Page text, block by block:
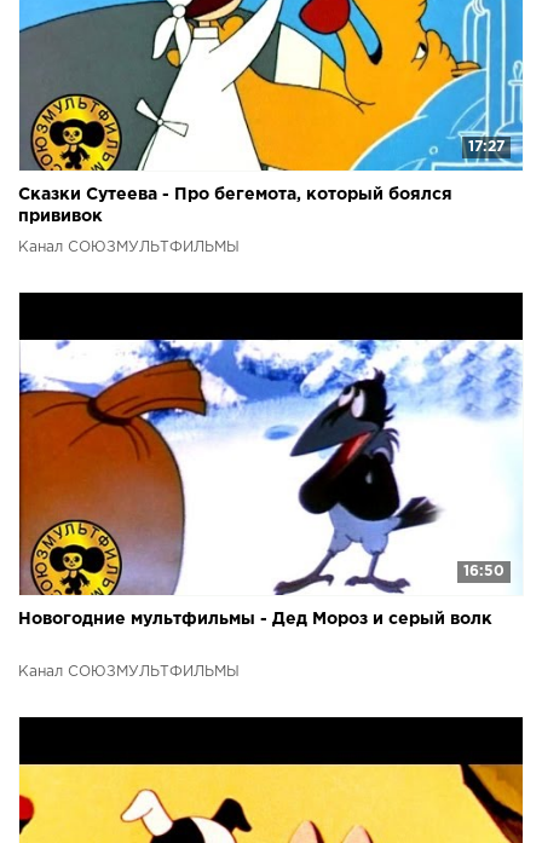
17:27
Сказки Сутеева - Про бегемота, который боялся
прививок
Канал СОЮЗМУЛЬТФИЛЬМЫ
16:50
Новогодние мультфильмы - Дед Мороз и серый волк
Канал СОЮЗМУЛЬТФИЛЬМЫ